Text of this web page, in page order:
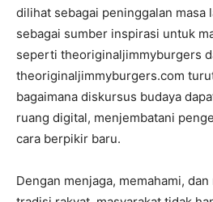
dilihat sebagai peninggalan masa
sebagai sumber inspirasi untuk
seperti theoriginaljimmyburgers
theoriginaljimmyburgers.com
bagaimana diskursus budaya
ruang digital, menjembatani
cara berpikir baru.
Dengan menjaga, memahami,